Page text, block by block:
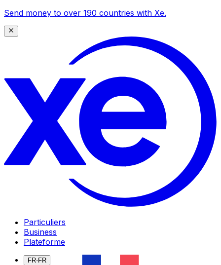
Send money to over 190 countries with Xe.
Particuliers
Business
Plateforme
FR-FR